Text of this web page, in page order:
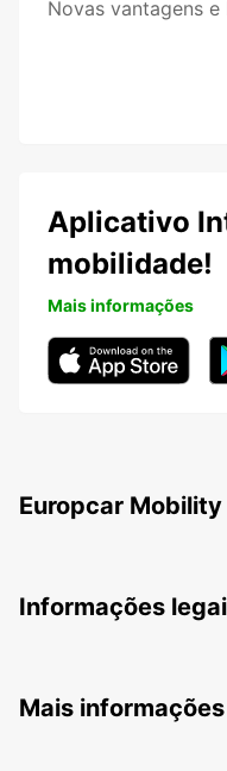
Novas vantagens
Aplicativo
mobilidade!
Mais informações
Europcar Mobility
Informações
Mais informações